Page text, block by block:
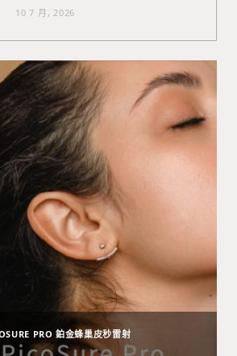
10 7 月, 2026
PRO 鉑金蜂巢皮秒雷射